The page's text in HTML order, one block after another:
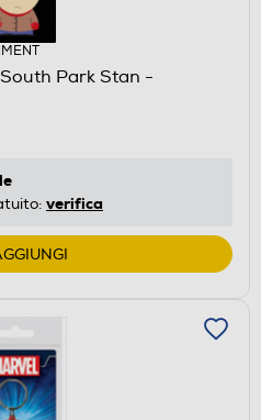
Park Stan -
verifica